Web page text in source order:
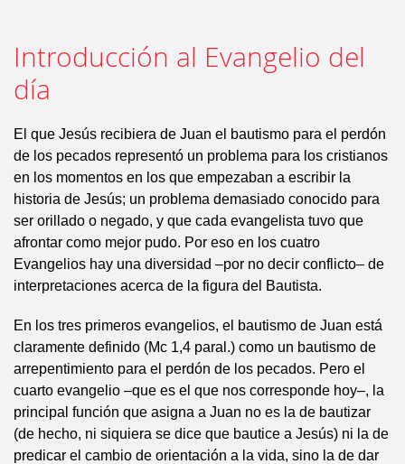
Introducción al Evangelio del
día
El que Jesús recibiera de Juan el bautismo para el perdón
de los pecados representó un problema para los cristianos
en los momentos en los que empezaban a escribir la
historia de Jesús; un problema demasiado conocido para
ser orillado o negado, y que cada evangelista tuvo que
afrontar como mejor pudo. Por eso en los cuatro
Evangelios hay una diversidad –por no decir conflicto– de
interpretaciones acerca de la figura del Bautista.
En los tres primeros evangelios, el bautismo de Juan está
claramente definido (Mc 1,4 paral.) como un bautismo de
arrepentimiento para el perdón de los pecados. Pero el
cuarto evangelio –que es el que nos corresponde hoy–, la
principal función que asigna a Juan no es la de bautizar
(de hecho, ni siquiera se dice que bautice a Jesús) ni la de
predicar el cambio de orientación a la vida, sino la de dar